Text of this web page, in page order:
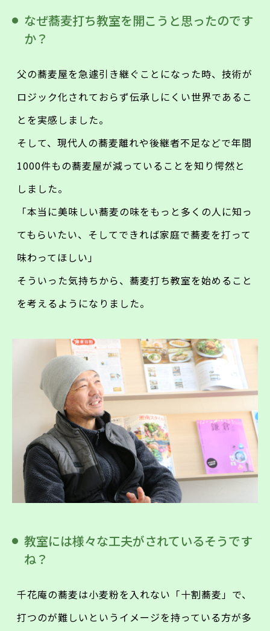
なぜ蕎麦打ち教室を開こうと思ったのです
か？
父の蕎麦屋を急遽引き継ぐことになった時、技術が
ロジック化されておらず伝承しにくい世界であるこ
とを実感しました。
そして、現代人の蕎麦離れや後継者不足などで年間
1000件もの蕎麦屋が減っていることを知り愕然と
しました。
「本当に美味しい蕎麦の味をもっと多くの人に知っ
てもらいたい、そしてできれば家庭で蕎麦を打って
味わってほしい」
そういった気持ちから、蕎麦打ち教室を始めること
を考えるようになりました。
教室には様々な工夫がされているそうです
ね？
千花庵の蕎麦は小麦粉を入れない「十割蕎麦」で、
打つのが難しいというイメージを持っている方が多